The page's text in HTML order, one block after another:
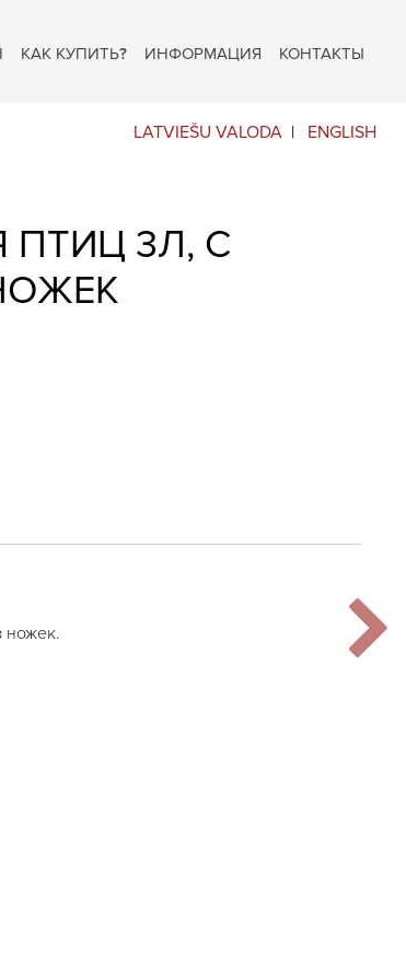
КАК КУПИТЬ? ИНФОРМАЦИЯ КОНТАКТЫ
LATVIEŠU VALODA ENGLISH
3Л, С
ножек.